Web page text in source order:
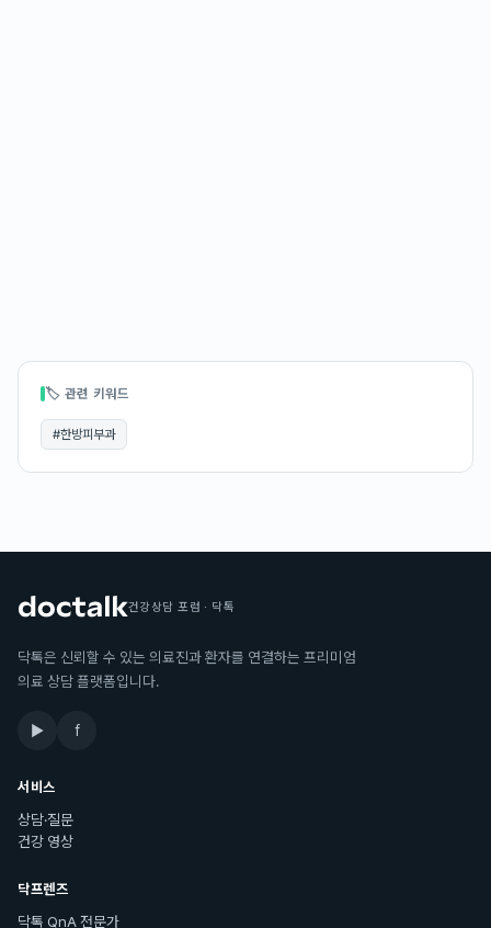
🏷 관련 키워드
#한방피부과
건강상담 포럼 · 닥톡
닥톡은 신뢰할 수 있는 의료진과 환자를 연결하는 프리미엄
의료 상담 플랫폼입니다.
▶ f
서비스
상담·질문
건강 영상
닥프렌즈
닥톡 QnA 전문가